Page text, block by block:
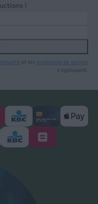
!
et les conditions de service
s'appliquent.